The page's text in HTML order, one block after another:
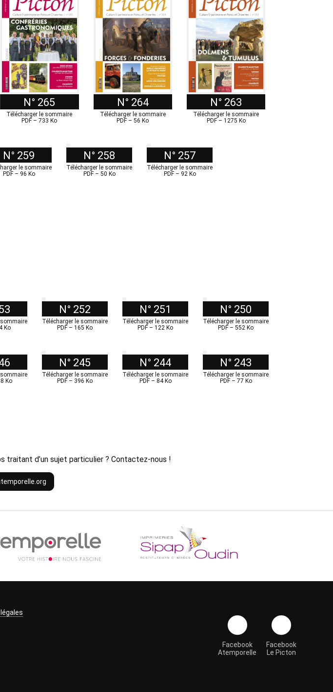
N° 265
Télécharger le sommaire
PDF – 733 Ko
N° 264
Télécharger le sommaire
PDF – 56 Ko
N° 263
Télécharger le sommaire
PDF – 1275 Ko
N° 259
le sommaire
PDF – 96 Ko
N° 258
Télécharger le sommaire
PDF – 50 Ko
N° 257
Télécharger le sommaire
PDF – 92 Ko
Ko
N° 252
Télécharger le sommaire
PDF – 165 Ko
N° 251
Télécharger le sommaire
PDF – 122 Ko
N° 250
Télécharger le sommaire
PDF – 552 Ko
Ko
N° 245
Télécharger le sommaire
PDF – 396 Ko
N° 244
Télécharger le sommaire
PDF – 84 Ko
N° 243
Télécharger le sommaire
PDF – 77 Ko
traitant d’un sujet particulier ? Contactez-nous !
Facebook
Atemporelle
Facebook
Le Picton